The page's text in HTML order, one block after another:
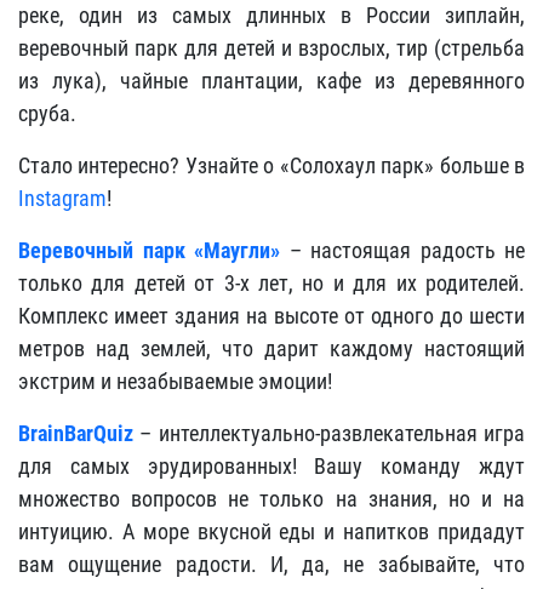
реке, один из самых длинных в России зиплайн,
веревочный парк для детей и взрослых, тир (стрельба
из лука), чайные плантации, кафе из деревянного
сруба.
Стало интересно? Узнайте о «Солохаул парк» больше в
Instagram!
Веревочный парк «Маугли» – настоящая радость не
только для детей от 3-х лет, но и для их родителей.
Комплекс имеет здания на высоте от одного до шести
метров над землей, что дарит каждому настоящий
экстрим и незабываемые эмоции!
BrainBarQuiz – интеллектуально-развлекательная игра
для самых эрудированных! Вашу команду ждут
множество вопросов не только на знания, но и на
интуицию. А море вкусной еды и напитков придадут
вам ощущение радости. И, да, не забывайте, что